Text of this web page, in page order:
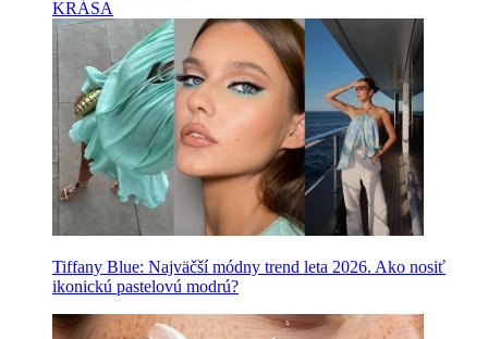
KRÁSA
Tiffany Blue: Najväčší módny trend leta 2026. Ako nosiť
ikonickú pastelovú modrú?